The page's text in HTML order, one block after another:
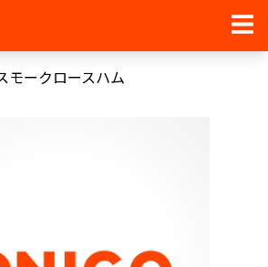
モークロースハム